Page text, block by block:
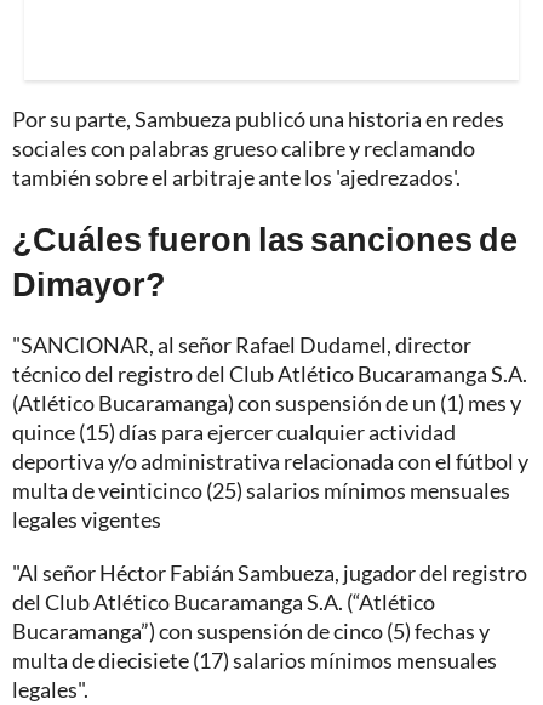
Por su parte, Sambueza publicó una historia en redes
sociales con palabras grueso calibre y reclamando
también sobre el arbitraje ante los 'ajedrezados'.
¿Cuáles fueron las sanciones de
Dimayor?
"SANCIONAR, al señor Rafael Dudamel, director
técnico del registro del Club Atlético Bucaramanga S.A.
(Atlético Bucaramanga) con suspensión de un (1) mes y
quince (15) días para ejercer cualquier actividad
deportiva y/o administrativa relacionada con el fútbol y
multa de veinticinco (25) salarios mínimos mensuales
legales vigentes
"Al señor Héctor Fabián Sambueza, jugador del registro
del Club Atlético Bucaramanga S.A. (“Atlético
Bucaramanga”) con suspensión de cinco (5) fechas y
multa de diecisiete (17) salarios mínimos mensuales
legales".